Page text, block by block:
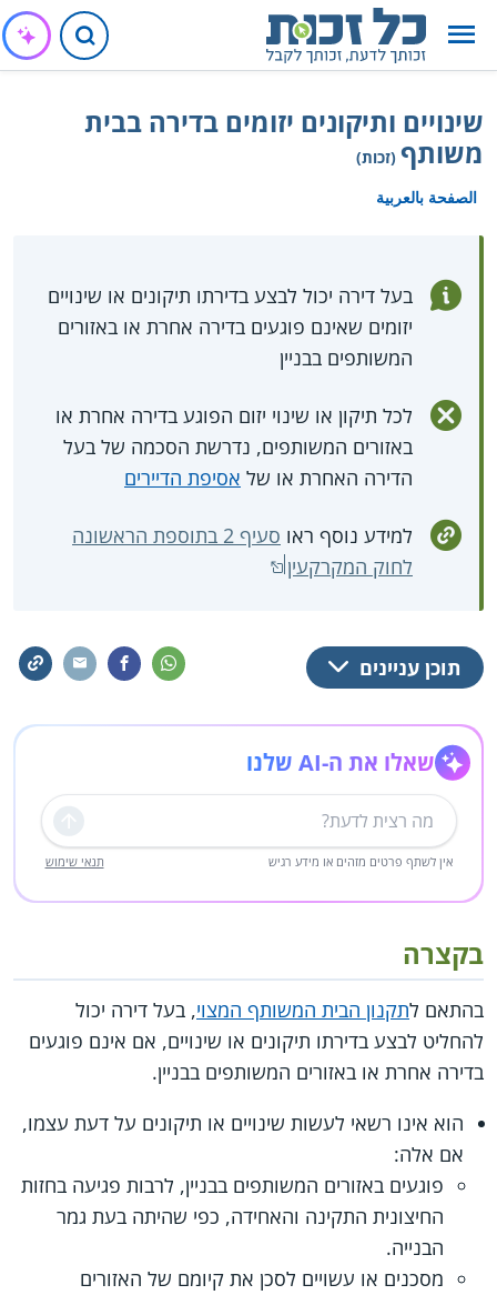
שינויים ותיקונים יזומים בדירה בבית
משותף (זכות)
الصفحة بالعربية
בעל דירה יכול לבצע בדירתו תיקונים או שינויים
יזומים שאינם פוגעים בדירה אחרת או באזורים
המשותפים בבניין
לכל תיקון או שינוי יזום הפוגע בדירה אחרת או
באזורים המשותפים, נדרשת הסכמה של בעל
הדירה האחרת או של אסיפת הדיירים
למידע נוסף ראו
סעיף 2 בתוספת הראשונה
לחוק המקרקעין
תוכן עניינים
שאלו את ה-AI שלנו
שליחה
אין לשתף פרטים מזהים או מידע רגיש תנאי שימוש
בקצרה
בהתאם לתקנון הבית המשותף המצוי, בעל דירה יכול
להחליט לבצע בדירתו תיקונים או שינויים, אם אינם פוגעים
בדירה אחרת או באזורים המשותפים בבניין.
הוא אינו רשאי לעשות שינויים או תיקונים על דעת עצמו,
אם אלה:
פוגעים באזורים המשותפים בבניין, לרבות פגיעה בחזות
החיצונית התקינה והאחידה, כפי שהיתה בעת גמר
הבנייה.
מסכנים או עשויים לסכן את קיומם של האזורים